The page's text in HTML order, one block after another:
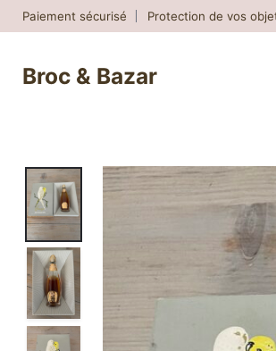
Skip
to
Paiement sécurisé Protection de vos
Broc & Bazar